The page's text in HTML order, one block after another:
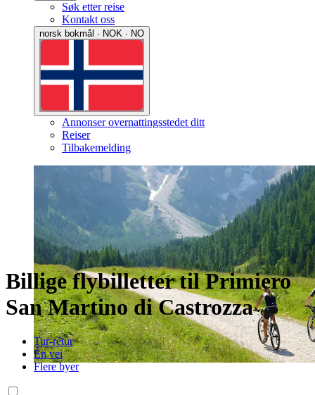
Søk etter reise
Kontakt oss
norsk bokmål · NOK · NO
Annonser overnattingsstedet ditt
Reiser
Tilbakemelding
Billige flybilletter til Primiero
San Martino di Castrozza
Tur-retur
Én vei
Flere byer